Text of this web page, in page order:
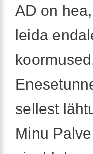
AD on
leida
sellest
Minu